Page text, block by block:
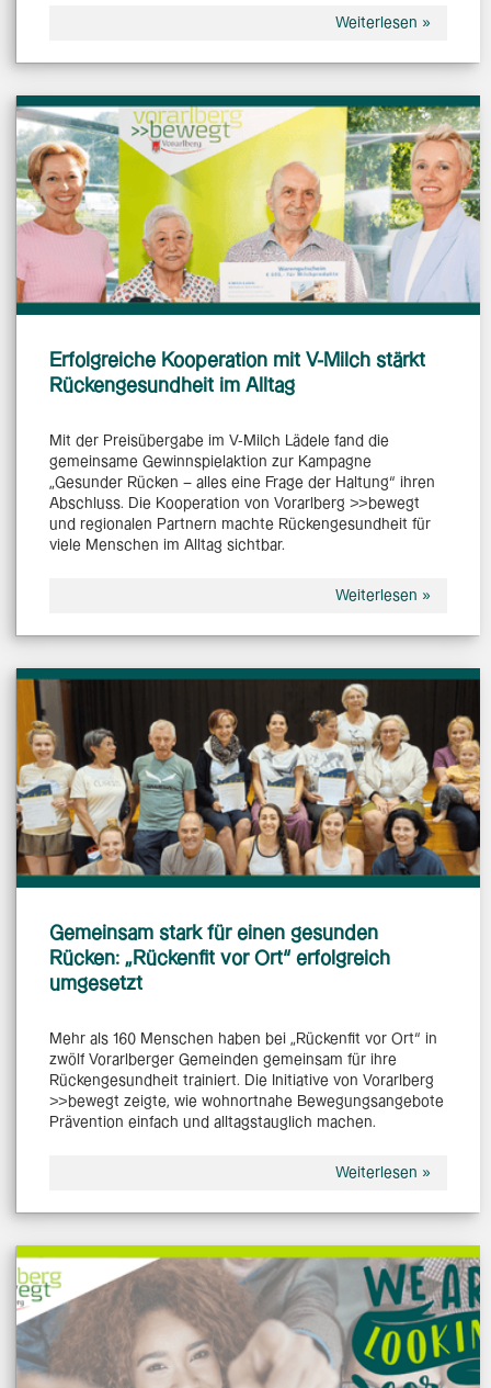
Weiterlesen »
Erfolgreiche Kooperation mit V-Milch stärkt
Rückengesundheit im Alltag
Mit der Preisübergabe im V-Milch Lädele fand die
gemeinsame Gewinnspielaktion zur Kampagne
„Gesunder Rücken – alles eine Frage der Haltung“ ihren
Abschluss. Die Kooperation von Vorarlberg >>bewegt
und regionalen Partnern machte Rückengesundheit für
viele Menschen im Alltag sichtbar.
Weiterlesen »
Gemeinsam stark für einen gesunden
Rücken: „Rückenfit vor Ort“ erfolgreich
umgesetzt
Mehr als 160 Menschen haben bei „Rückenfit vor Ort“ in
zwölf Vorarlberger Gemeinden gemeinsam für ihre
Rückengesundheit trainiert. Die Initiative von Vorarlberg
>>bewegt zeigte, wie wohnortnahe Bewegungsangebote
Prävention einfach und alltagstauglich machen.
Weiterlesen »